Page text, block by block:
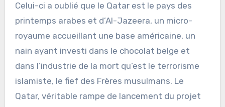
Celui-ci a oublié que le Qatar est le pays des
printemps arabes et d’Al-Jazeera, un micro-
royaume accueillant une base américaine, un
nain ayant investi dans le chocolat belge et
dans l’industrie de la mort qu’est le terrorisme
islamiste, le fief des Frères musulmans. Le
Qatar, véritable rampe de lancement du projet